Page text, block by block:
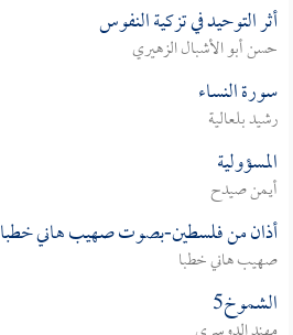
أثر التوحيد في تزكية النفوس
حسن أبو الأشبال الزهيري
سورة النساء
رشيد بلعالية
المسؤولية
أيمن صيدح
أذان من فلسطين-بصوت صهيب هاني خطبا
صهيب هاني خطبا
الشموخ5